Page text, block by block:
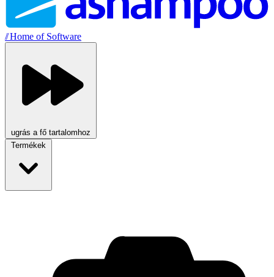
//Home of Software
ugrás a fő tartalomhoz
Termékek